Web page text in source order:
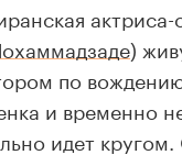
)
по
и временно
идет